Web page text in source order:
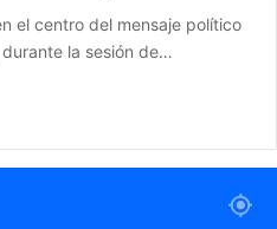
el centro del mensaje político
la sesión de…